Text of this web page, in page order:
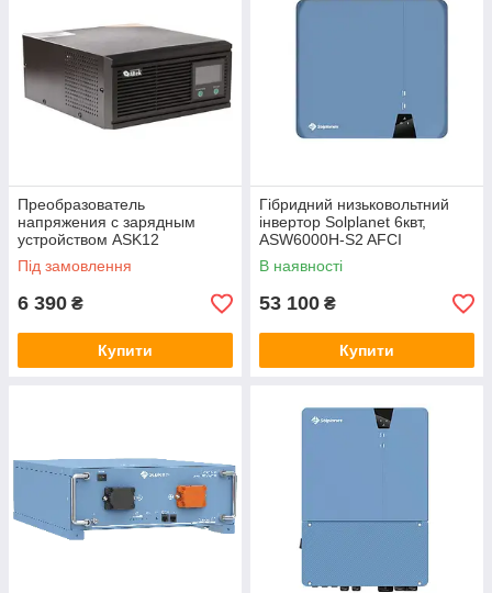
Преобразователь
напряжения с зарядным
устройством ASK12
800VA/640W DC12V
Під замовлення
6 390 ₴
Купити
Гібридний низьковольтний
інвертор Solplanet 6квт,
ASW6000H-S2 AFCI
В наявності
53 100 ₴
Купити